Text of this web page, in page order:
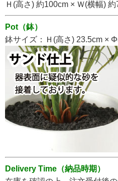
Ｈ(高さ) 約100cm × Ｗ(横幅)
Pot（鉢）
鉢サイズ：Ｈ(高さ) 23.5cm ×
Delivery Time（納品時期）